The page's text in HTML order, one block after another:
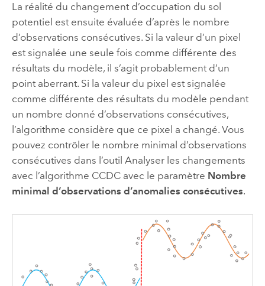
La réalité du changement d’occupation du sol
potentiel est ensuite évaluée d’après le nombre
d’observations consécutives. Si la valeur d’un pixel
est signalée une seule fois comme différente des
résultats du modèle, il s’agit probablement d’un
point aberrant. Si la valeur du pixel est signalée
comme différente des résultats du modèle pendant
un nombre donné d’observations consécutives,
l’algorithme considère que ce pixel a changé. Vous
pouvez contrôler le nombre minimal d’observations
consécutives dans l’outil Analyser les changements
avec l’algorithme CCDCavec le paramètre Nombre
minimal d’observations d’anomalies consécutives.